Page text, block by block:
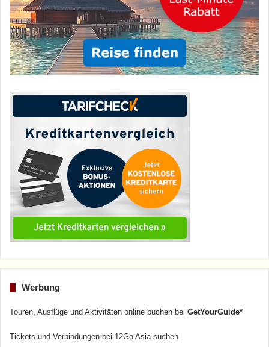
Werbung
Touren, Ausflüge und Aktivitäten online buchen bei GetYourGuide*
Tickets und Verbindungen bei 12Go Asia suchen